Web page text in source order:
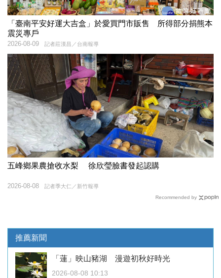
「臺南平安好運大吉盒」於愛買門市販售 所得部分捐熊本
震災專戶
記者莊漢昌／台南報導
2026-08-09
五峰鄉果農搶收水梨 徐欣瑩臉書發起認購
記者季大仁／新竹報導
2026-08-08
Recommended by
推薦新聞
「蓮」映山豬湖 漫遊初秋好時光
2026-08-08 10:13